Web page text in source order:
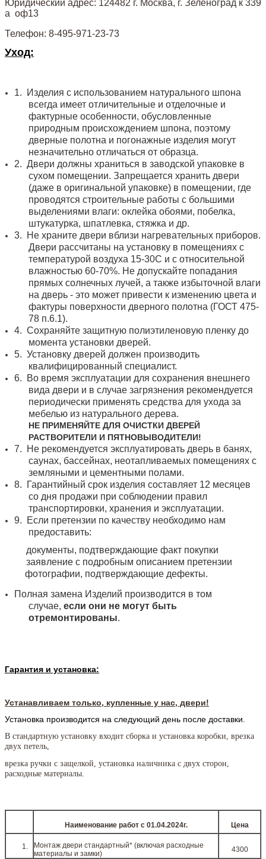
Юридический адрес: 124482 г. Москва, г. Зеленоград к 339
а оф13
Телефон: 8-495-971-23-73
Уход:
1.
Изделия с использованием натурального шпона
всегда имеет отличительные и отделочные и
фактурные особенности, обусловленные
природным происхождением шпона, поэтому
дверные полотна и погонажные изделия могут
незначительно отличаться от образца.
2. Двери должны храниться в заводской упаковке в
сухом помещении. Запрещается хранить двери
(даже в оригинальной упаковке) в помещении, где
проводятся строительные работы с большими
выделениями влаги: оклейка обоями, побелка,
штукатурка, шпатлевка, стяжка и др.
3.
Не храните двери вблизи нагревательных приборов.
Двери рассчитаны на установку в помещениях с
температурой воздуха 15-30С и с относительной
влажностью 60-70%. Не допускайте попадания
прямых солнечных лучей, а также избыточной влаги
на дверь - это может привести к изменению цвета и
фактуры поверхности дверного полотна (ГОСТ 475-
78 п.6.1).
4. Сохраняйте защитную полиэтиленовую пленку до
момента установки дверей.
5. Установку дверей должен производить
квалифицированный специалист.
6.
Во время эксплуатации для сохранения внешнего
вида двери и в случае загрязнения рекомендуется
периодически применять средства для ухода за
мебелью из натурального дерева.
НЕ ПРИМЕНЯЙТЕ ДЛЯ ОЧИСТКИ ДВЕРЕЙ
РАСТВОРИТЕЛИ И ПЯТНОВЫВОДИТЕЛИ!
7.
Не рекомендуется эксплуатировать дверь в банях,
саунах, бассейнах, неотапливаемых помещениях с
земляными и цементными полами.
8.
Гарантийный срок изделия составляет 12 месяцев
со дня продажи при соблюдении правил
транспортировки, хранения и эксплуатации.
9.
Если претензии по качеству необходимо нам
предоставить:
документы, подтверждающие факт покупки
заявление с подробным описанием претензии
фотографии, подтверждающие дефекты.
Полная замена Изделий производится в том
случае, если они не могут быть
отремонтированы.
Гарантия и установка:
Устанавливаем только, купленные у нас, двери!
Установка производится на следующий день после доставки.
В стандартную установку входит сборка и установка коробки, врезка
двух петель,
врезка ручки с защелкой, установка наличника с двух сторон,
расходные материалы.
Наименование работ c 01.04.2024г. Цена
Монтаж двери стандартный* (включая расходные
материалы и замки)
4300